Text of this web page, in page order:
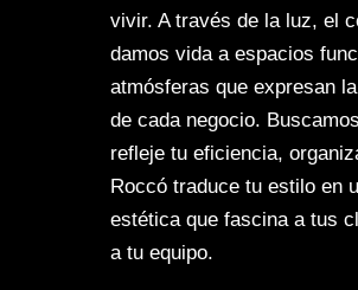
vivir. A través de la luz, el
damos vida a espacios
atmósferas que expresan
de cada negocio.
refleje tu eficiencia,
Roccó traduce tu estilo en
estética que fascina a tus
a tu equipo.